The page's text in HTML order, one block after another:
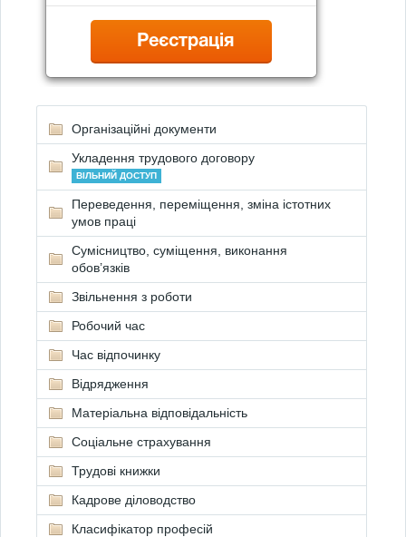
Реєстрація
Організаційні документи
Укладення трудового договору
ВІЛЬНИЙ ДОСТУП
Переведення, переміщення, зміна істотних
умов праці
Сумісництво, суміщення, виконання
обов’язків
Звільнення з роботи
Робочий час
Час відпочинку
Відрядження
Матеріальна відповідальність
Соціальне страхування
Трудові книжки
Кадрове діловодство
Класифікатор професій